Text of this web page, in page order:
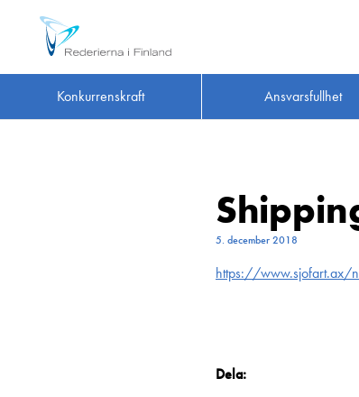
Konkurrenskraft Ansvarsfullhet
5. december 2018
https://www.sjofart.ax/
Dela: